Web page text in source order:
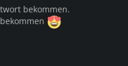
bekommen.